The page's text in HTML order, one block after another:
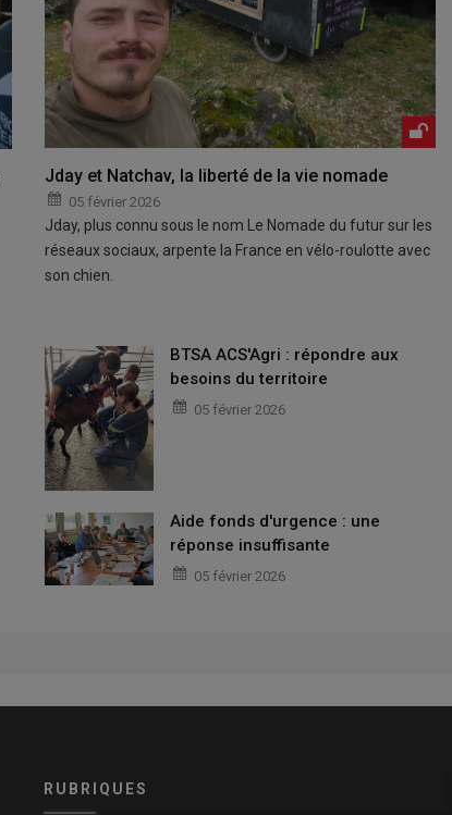
Jday et Natchav, la liberté de la vie nomade
05 février 2026
Jday, plus connu sous le nom Le Nomade du futur sur les
réseaux sociaux, arpente la France en vélo-roulotte avec
son chien.
BTSA ACS'Agri : répondre aux
besoins du territoire
05 février 2026
Aide fonds d'urgence : une
réponse insuffisante
05 février 2026
RUBRIQUES